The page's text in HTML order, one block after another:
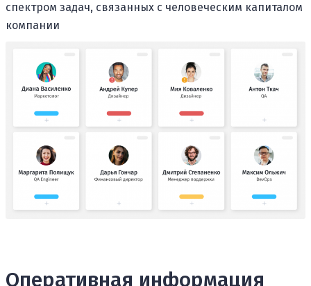
спектром задач, связанных с человеческим капиталом
компании
Оперативная информация